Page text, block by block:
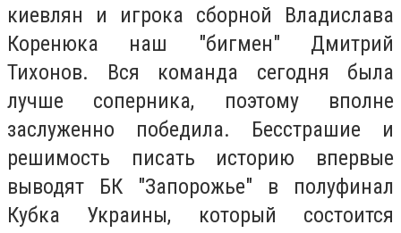
киевлян и игрока сборной Владислава
Коренюка наш "бигмен" Дмитрий
Тихонов. Вся команда сегодня была
лучше соперника, поэтому вполне
заслуженно победила. Бесстрашие и
решимость писать историю впервые
выводят БК "Запорожье" в полуфинал
Кубка Украины, который состоится